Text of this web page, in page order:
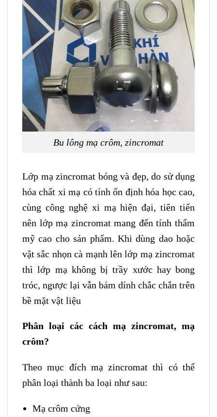
Bu lông mạ crôm, zincromat
Lớp mạ zincromat bóng và đẹp, do sử dụng
hóa chất xi mạ có tính ổn định hóa học cao,
cùng công nghệ xi mạ hiện đại, tiên tiến
nên lớp mạ zincromat mang đến tính thẩm
mỹ cao cho sản phẩm. Khi dùng dao hoặc
vật sắc nhọn cà mạnh lên lớp mạ zincromat
thì lớp mạ không bị trầy xước hay bong
tróc, ngược lại vẫn bám dính chắc chắn trên
bề mặt vật liệu
Phân loại các cách mạ zincromat, mạ
crôm?
Theo mục đích mạ zincromat thì có thể
phân loại thành ba loại như sau:
Mạ crôm cứng